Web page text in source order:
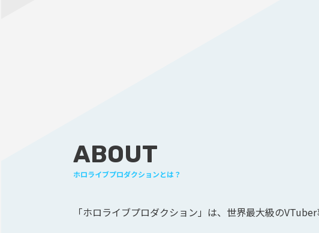
ABOUT
ホロライブプロダクションとは？
「ホロライブプロダクション」は、 世界最大級のVTuber